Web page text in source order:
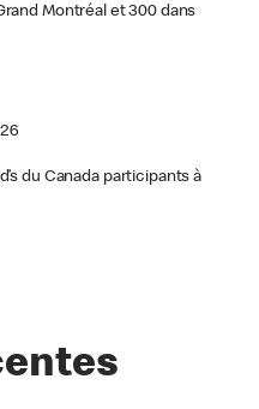
Montréal et 300 dans
du Canada participants à